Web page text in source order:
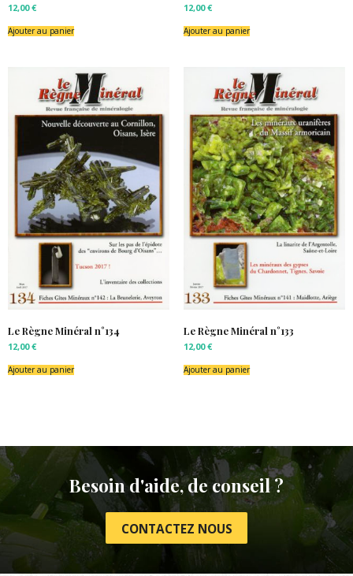
12,00€
Ajouter au panier
12,00€
Ajouter au panier
Le Règne Minéral n°134
12,00€
Ajouter au panier
Le Règne Minéral n°133
12,00€
Ajouter au panier
Besoin d'aide, de conseil ?
CONTACTEZ NOUS